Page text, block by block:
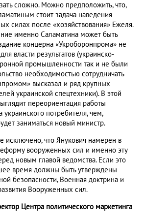
сложно. Можно предположить, что,
стоит задача наведения
силах после «хозяйствования» Ежеля.
именно Саламатина может быть
концерна «Укроборонпрома» не
власти результатов (украинско-
промышленности так и не были
необходимостью сотрудничать
высказал и ряд крупных
украинской спецтехники). В этой
переориентация работы
потребителя, чем,
заниматься новый министр.
исключено, что Янукович намерен в
вооруженных сил и именно эту
новым главой ведомства. Если это
время должны быть утверждены
безопасности, Военная доктрина и
Вооруженных сил.
Центра политического маркетинга